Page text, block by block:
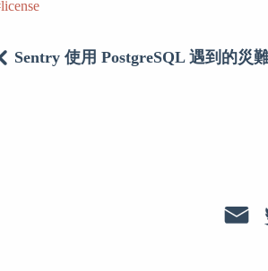
license
Sentry 使用 PostgreSQL 遇到的災